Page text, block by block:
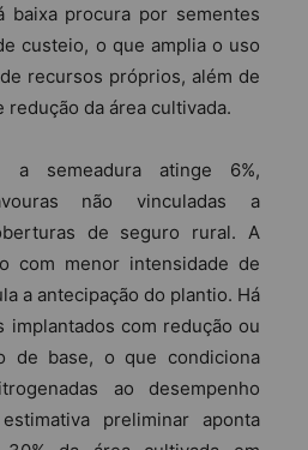
baixa procura por sementes
custeio, o que amplia o uso
recursos próprios, além de
da área cultivada.
a semeadura atinge 6%,
não vinculadas a
de seguro rural. A
com menor intensidade de
a antecipação do plantio. Há
implantados com redução ou
de base, o que condiciona
ao desempenho
preliminar aponta